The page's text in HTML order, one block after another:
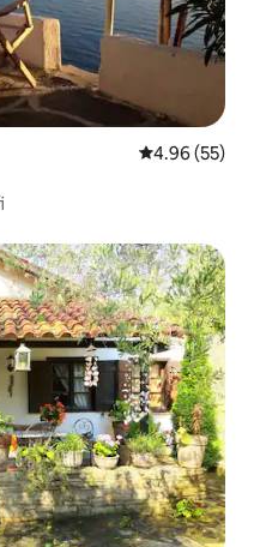
Calificación
4.96 (55)
huéspedes